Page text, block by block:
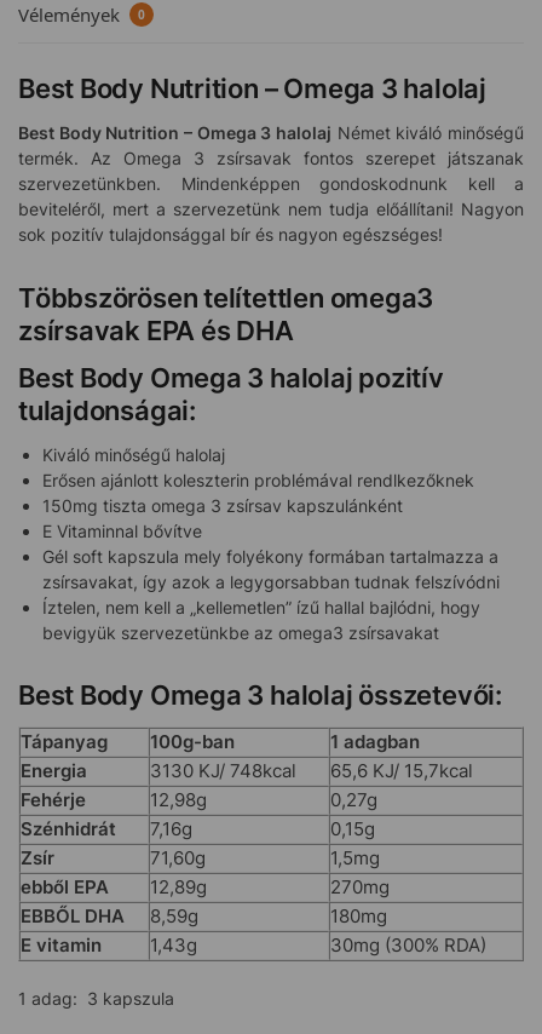
Vélemények 0
Best Body Nutrition – Omega 3 halolaj
Best Body Nutrition – Omega 3 halolaj Német kiváló minőségű
termék. Az Omega 3 zsírsavak fontos szerepet játszanak
szervezetünkben. Mindenképpen gondoskodnunk kell a
beviteléről, mert a szervezetünk nem tudja előállítani! Nagyon
sok pozitív tulajdonsággal bír és nagyon egészséges!
Többszörösen telítettlen omega3
zsírsavak EPA és DHA
Best Body Omega 3 halolaj pozitív
tulajdonságai:
Kiváló minőségű halolaj
Erősen ajánlott koleszterin problémával rendlkezőknek
150mg tiszta omega 3 zsírsav kapszulánként
E Vitaminnal bővítve
Gél soft kapszula mely folyékony formában tartalmazza a
zsírsavakat, így azok a legygorsabban tudnak felszívódni
Íztelen, nem kell a „kellemetlen” ízű hallal bajlódni, hogy
bevigyük szervezetünkbe az omega3 zsírsavakat
Best Body Omega 3 halolaj összetevői:
Tápanyag 100g-ban
1 adagban
Energia
3130 KJ/ 748kcal
65,6 KJ/ 15,7kcal
Fehérje
12,98g
0,27g
Szénhidrát
7,16g
0,15g
Zsír
71,60g
1,5mg
ebből EPA
12,89g
270mg
EBBŐL DHA
8,59g
180mg
E vitamin
1,43g 30mg (300% RDA)
1 adag: 3 kapszula